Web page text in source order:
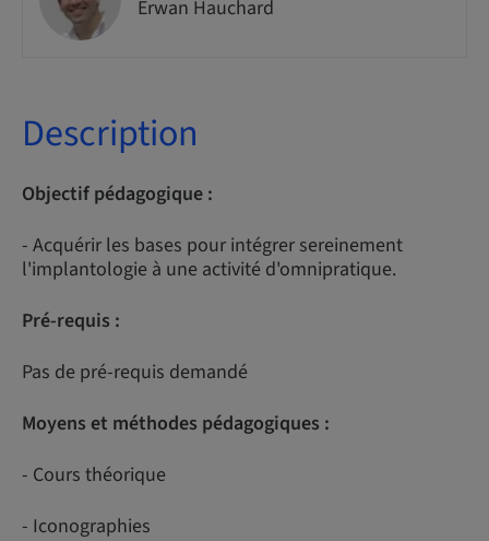
Erwan Hauchard
Description
Objectif pédagogique :
- Acquérir les bases pour intégrer sereinement
l'implantologie à une activité d'omnipratique.
Pré-requis :
Pas de pré-requis demandé
Moyens et méthodes pédagogiques :
- Cours théorique
- Iconographies